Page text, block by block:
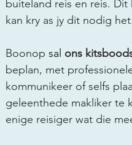
buiteland reis en reis.
kan kry as jy dit nodig het.
Boonop sal ons
beplan, met
kommunikeer of selfs
geleenthede makliker te
enige reisiger wat die